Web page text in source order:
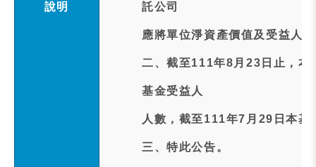
說明 託公司
應將單位淨資產價值及受益人
二、截至111年8月23日止，本
基金受益人
人數，截至111年7月29日本
三、特此公告。